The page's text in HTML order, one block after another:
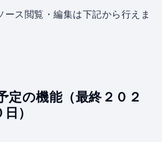
ース閲覧・編集は下記から行えま
の機能（最終２０２
）